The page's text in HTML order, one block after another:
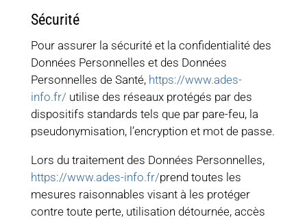
Sécurité
Pour assurer la sécurité et la confidentialité des
Données Personnelles et des Données
Personnelles de Santé, https://www.ades-
info.fr/ utilise des réseaux protégés par des
dispositifs standards tels que par pare-feu, la
pseudonymisation, l’encryption et mot de passe.
Lors du traitement des Données Personnelles,
https://www.ades-info.fr/prend toutes les
mesures raisonnables visant à les protéger
contre toute perte, utilisation détournée, accès